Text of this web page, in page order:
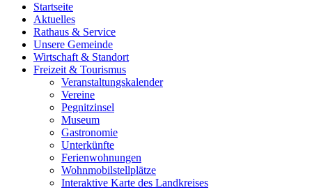
Startseite
Aktuelles
Rathaus & Service
Unsere Gemeinde
Wirtschaft & Standort
Freizeit & Tourismus
Veranstaltungskalender
Vereine
Pegnitzinsel
Museum
Gastronomie
Unterkünfte
Ferienwohnungen
Wohnmobilstellplätze
Interaktive Karte des Landkreises